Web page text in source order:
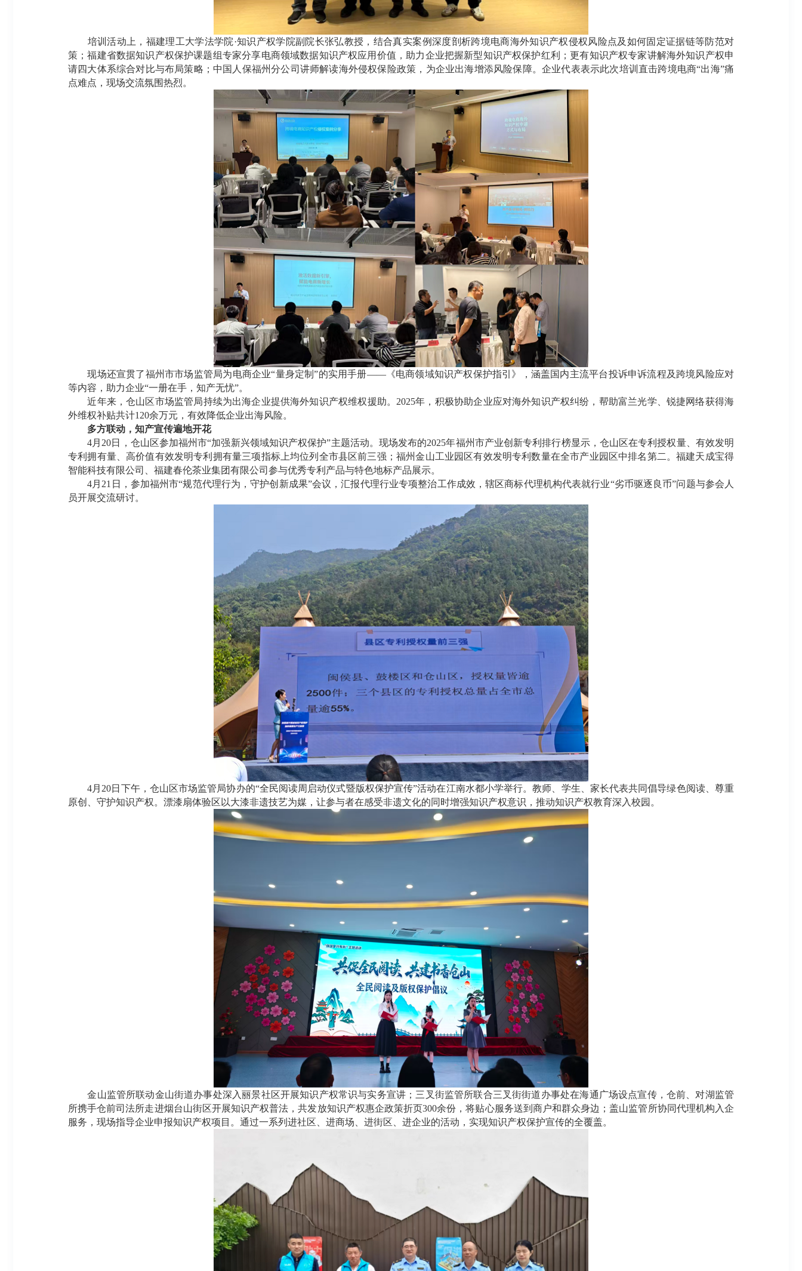
培训活动上，福建理工大学法学院·知识产权学院副院长张弘教授，结合真实案例深度剖析跨境电商海外知识产权侵权风险点及如何固定证据链等防范对
策；福建省数据知识产权保护课题组专家分享电商领域数据知识产权应用价值，助力企业把握新型知识产权保护红利；更有知识产权专家讲解海外知识产权申
请四大体系综合对比与布局策略；中国人保福州分公司讲师解读海外侵权保险政策，为企业出海增添风险保障。企业代表表示此次培训直击跨境电商“出海”痛
点难点，现场交流氛围热烈。
现场还宣贯了福州市市场监管局为电商企业“量身定制”的实用手册——《电商领域知识产权保护指引》，涵盖国内主流平台投诉申诉流程及跨境风险应对
等内容，助力企业“一册在手，知产无忧”。
近年来，仓山区市场监管局持续为出海企业提供海外知识产权维权援助。2025年，积极协助企业应对海外知识产权纠纷，帮助富兰光学、锐捷网络获得海
外维权补贴共计120余万元，有效降低企业出海风险。
多方联动，知产宣传遍地开花
4月20日，仓山区参加福州市“加强新兴领域知识产权保护”主题活动。现场发布的2025年福州市产业创新专利排行榜显示，仓山区在专利授权量、有效发明
专利拥有量、高价值有效发明专利拥有量三项指标上均位列全市县区前三强；福州金山工业园区有效发明专利数量在全市产业园区中排名第二。福建天成宝得
智能科技有限公司、福建春伦茶业集团有限公司参与优秀专利产品与特色地标产品展示。
4月21日，参加福州市“规范代理行为，守护创新成果”会议，汇报代理行业专项整治工作成效，辖区商标代理机构代表就行业“劣币驱逐良币”问题与参会人
员开展交流研讨。
4月20日下午，仓山区市场监管局协办的“全民阅读周启动仪式暨版权保护宣传”活动在江南水都小学举行。教师、学生、家长代表共同倡导绿色阅读、尊重
原创、守护知识产权。漂漆扇体验区以大漆非遗技艺为媒，让参与者在感受非遗文化的同时增强知识产权意识，推动知识产权教育深入校园。
金山监管所联动金山街道办事处深入丽景社区开展知识产权常识与实务宣讲；三叉街监管所联合三叉街街道办事处在海通广场设点宣传，仓前、对湖监管
所携手仓前司法所走进烟台山街区开展知识产权普法，共发放知识产权惠企政策折页300余份，将贴心服务送到商户和群众身边；盖山监管所协同代理机构入企
服务，现场指导企业申报知识产权项目。通过一系列进社区、进商场、进街区、进企业的活动，实现知识产权保护宣传的全覆盖。